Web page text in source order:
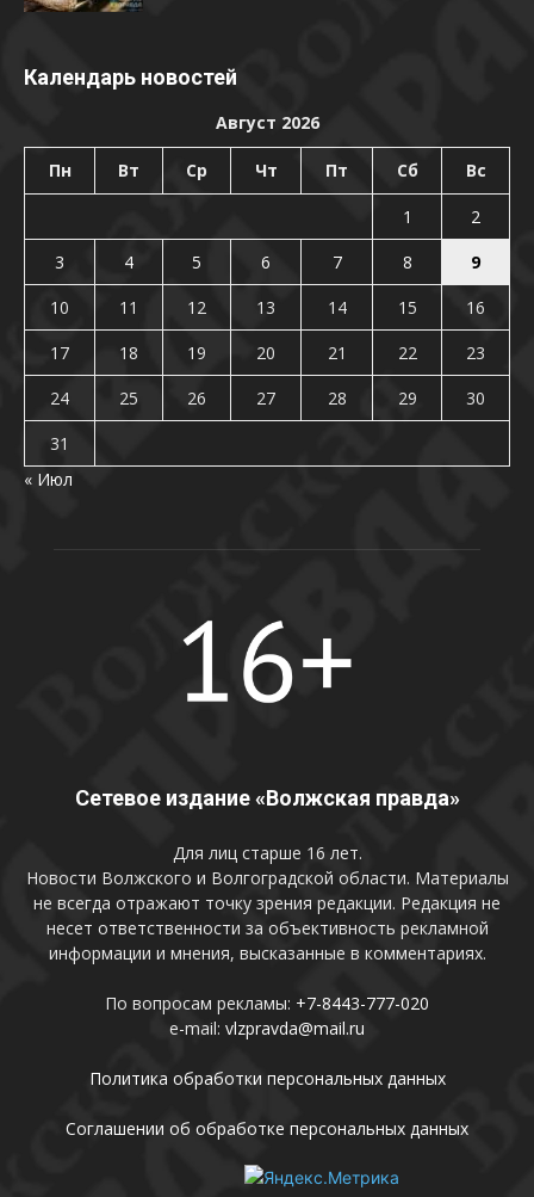
Календарь новостей
Август 2026
Пн Вт Ср Чт Пт Сб Вс
1
2
3
4 5 6 7 8
9
10
11 12 13 14 15
16
17
18 19 20 21 22
23
24
25 26 27 28 29
30
31
« Июл
Сетевое издание «Волжская правда»
Для лиц старше 16 лет.
Новости Волжского и Волгоградской области. Материалы
не всегда отражают точку зрения редакции. Редакция не
несет ответственности за объективность рекламной
информации и мнения, высказанные в комментариях.
По вопросам рекламы: +7-8443-777-020
e-mail: vlzpravda@mail.ru
Политика обработки персональных данных
Соглашении об обработке персональных данных